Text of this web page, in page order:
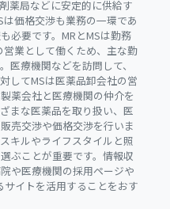
薬局などに安定的に供給す
価格交渉も業務の一環であ
必要です。MRとMSは勤務
業として働くため、主な勤
医療機関などを訪問して、
してMSは医薬品卸会社の営
薬会社と医療機関の仲介を
まな医薬品を取り扱い、医
売交渉や価格交渉を行いま
キルやライフスタイルと照
ぶことが重要です。情報収
や医療機関の採用ページや
イトを活用することをおす